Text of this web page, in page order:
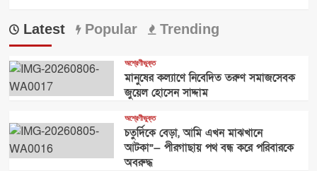
Latest Popular Trending
অশ্রেণীভুক্ত
মানুষের কল্যাণে নিবেদিত তরুণ সমাজসেবক
জুয়েল হোসেন সাদ্দাম
অশ্রেণীভুক্ত
চতুর্দিকে বেড়া, আমি এখন মাঝখানে
আটকা”— পীরগাছায় পথ বন্ধ করে পরিবারকে
অবরুদ্ধ